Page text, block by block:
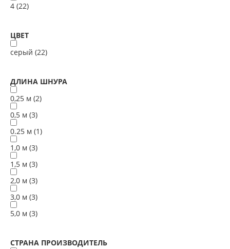
4 (22)
ЦВЕТ
серый (22)
ДЛИНА ШНУРА
0,25 м (2)
0,5 м (3)
0.25 м (1)
1,0 м (3)
1,5 м (3)
2,0 м (3)
3,0 м (3)
5,0 м (3)
СТРАНА ПРОИЗВОДИТЕЛЬ